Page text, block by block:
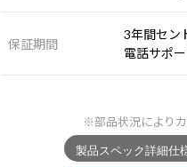
保証期間
3年間セン
電話サポ
※部品状況により